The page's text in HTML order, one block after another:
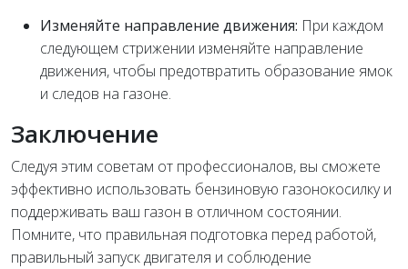
Изменяйте направление движения: При каждом
следующем стрижении изменяйте направление
движения, чтобы предотвратить образование ямок
и следов на газоне.
Заключение
Следуя этим советам от профессионалов, вы сможете
эффективно использовать бензиновую газонокосилку и
поддерживать ваш газон в отличном состоянии.
Помните, что правильная подготовка перед работой,
правильный запуск двигателя и соблюдение